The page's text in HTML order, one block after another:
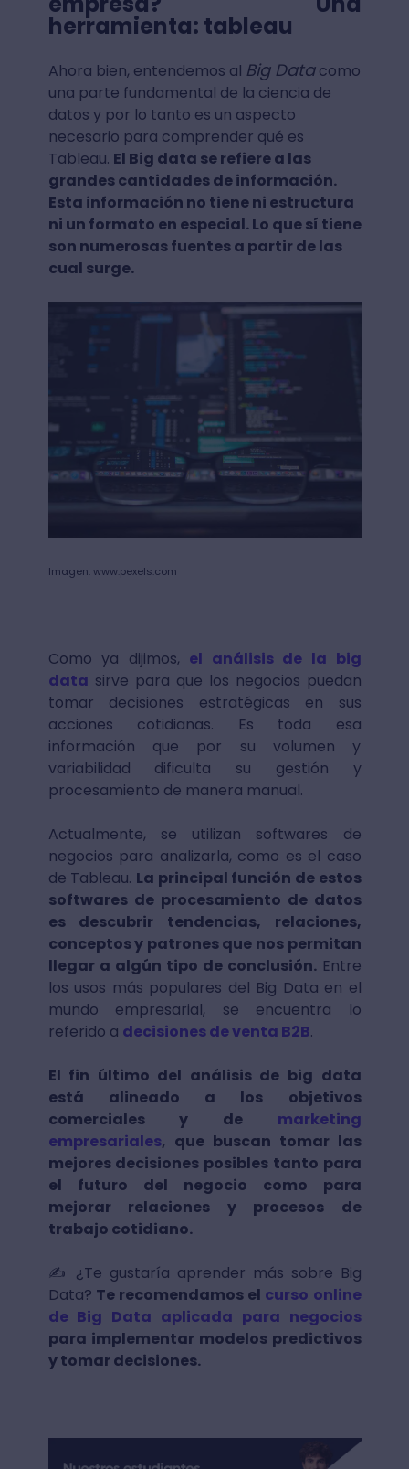
herramienta: tableau
Ahora bien, entendemos al Big Datacomo
una parte fundamental de la ciencia de
datos y por lo tanto es un aspecto
necesario para comprender qué es
Tableau. El Big data se refiere a las
grandes cantidades de información.
Esta información no tiene ni estructura
ni un formato en especial. Lo que sí tiene
son numerosas fuentes a partir de las
cual surge.
Imagen: www.pexels.com
Como ya dijimos, el análisis de la big
data sirve para que los negocios puedan
tomar decisiones estratégicas en sus
acciones cotidianas. Es toda esa
información que por su volumen y
variabilidad dificulta su gestión y
procesamiento de manera manual.
Actualmente, se utilizan softwares de
negocios para analizarla, como es el caso
de Tableau. La principal función de estos
softwares de procesamiento de datos
es descubrir tendencias, relaciones,
conceptos y patrones que nos permitan
llegar a algún tipo de conclusión.Entre
los usos más populares del Big Data en el
mundo empresarial, se encuentra lo
referido a decisiones de venta B2B.
El fin último del análisis de big data
está alineado a los objetivos
comerciales y de marketing
empresariales, que buscan tomar las
mejores decisiones posibles tanto para
el futuro del negocio como para
mejorar relaciones y procesos de
trabajo cotidiano.
✍️ ¿Te gustaría aprender más sobre Big
Data? Te recomendamos el curso online
de Big Data aplicada para negocios
para implementar modelos predictivos
y tomar decisiones.